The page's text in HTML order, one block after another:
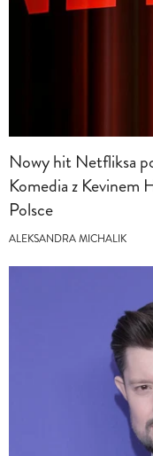
Nowy hit Netfliksa
Komedia z Kevinem
Polsce
ALEKSANDRA MICHALIK